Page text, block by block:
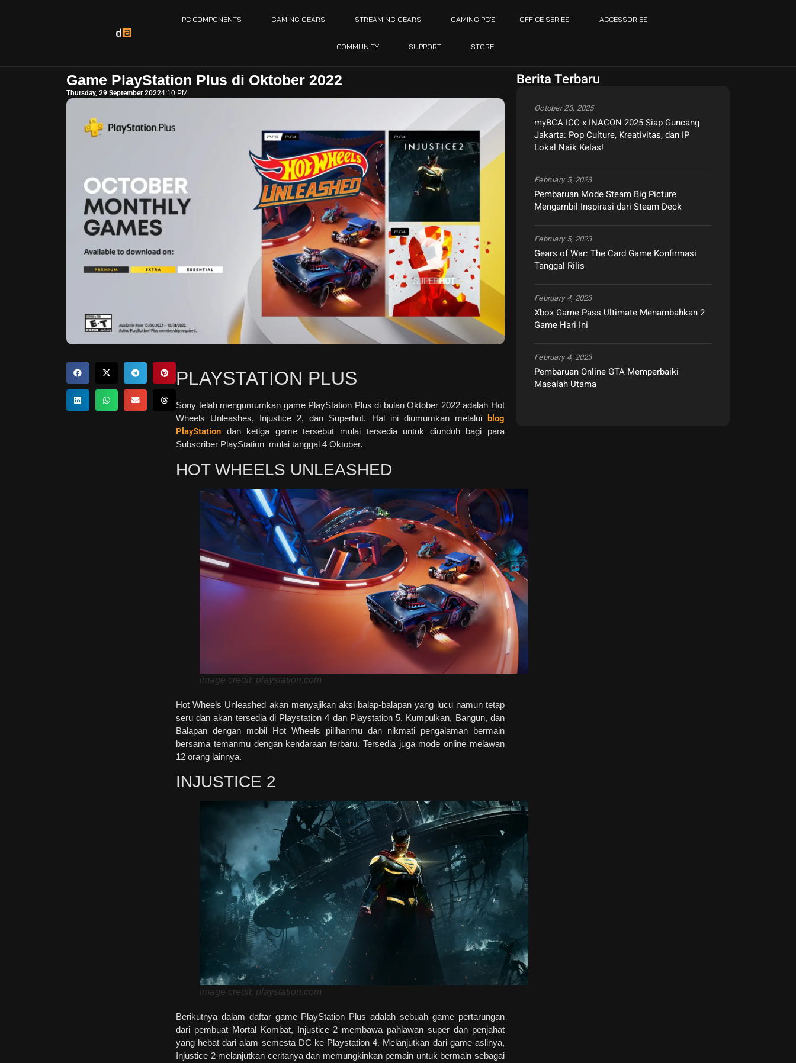
PC COMPONENTS GAMING GEARS STREAMING GEARS GAMING PC’S OFFICE SERIES ACCESSORIES
COMMUNITY SUPPORT STORE
Game PlayStation Plus di Oktober 2022
Thursday, 29 September 20224:10 PM
PLAYSTATION PLUS
Sony telah mengumumkan game PlayStation Plus di bulan Oktober 2022 adalah Hot
Wheels Unleashes, Injustice 2, dan Superhot. Hal ini diumumkan melalui
blog
PlayStationdan ketiga game tersebut mulai tersedia untuk diunduh bagi para
Subscriber PlayStation mulai tanggal 4 Oktober.
HOT WHEELS UNLEASHED
image credit: playstation.com
Hot Wheels Unleashed akan menyajikan aksi balap-balapan yang lucu namun tetap
seru dan akan tersedia di Playstation 4 dan Playstation 5. Kumpulkan, Bangun, dan
Balapan dengan mobil Hot Wheels pilihanmu dan nikmati pengalaman bermain
bersama temanmu dengan kendaraan terbaru. Tersedia juga mode online melawan
12 orang lainnya.
INJUSTICE 2
image credit: playstation.com
Berikutnya dalam daftar game PlayStation Plus adalah sebuah game pertarungan
dari pembuat Mortal Kombat, Injustice 2 membawa pahlawan super dan penjahat
yang hebat dari alam semesta DC ke Playstation 4. Melanjutkan dari game aslinya,
Injustice 2 melanjutkan ceritanya dan memungkinkan pemain untuk bermain sebagai
Berita Terbaru
myBCA ICC x INACON 2025 Siap Guncang
Jakarta: Pop Culture, Kreativitas, dan IP
Lokal Naik Kelas!
October 23, 2025
Pembaruan Mode Steam Big Picture
Mengambil Inspirasi dari Steam Deck
February 5, 2023
Gears of War: The Card Game Konfirmasi
Tanggal Rilis
February 5, 2023
Xbox Game Pass Ultimate Menambahkan 2
Game Hari Ini
February 4, 2023
Pembaruan Online GTA Memperbaiki
Masalah Utama
February 4, 2023